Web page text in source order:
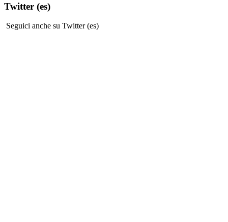
Twitter (es)
Seguici anche su Twitter (es)